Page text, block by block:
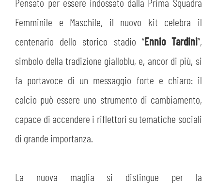
LAVORA CON NOI
INFORMATIVA FINANZIARIA
LEGENDS
PARTNER
Femminile e Maschile, il nuovo kit celebra il
centenario dello storico stadio “Ennio Tardini”,
simbolo della tradizione gialloblu, e, ancor di più, si
fa portavoce di un messaggio forte e chiaro: il
calcio può essere uno strumento di cambiamento,
capace di accendere i riflettori su tematiche sociali
di grande importanza.
La nuova maglia si distingue per la